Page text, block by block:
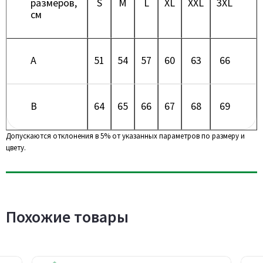
см
A 51 54 57 60 63 66
B 64 65 66 67 68 69
Допускаются отклонения в 5% от указанных параметров по размеру и
цвету.
Похожие товары